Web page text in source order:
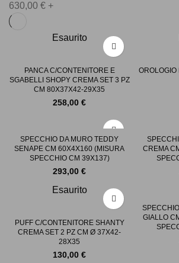
630,00 € +
Esaurito
PANCA C/CONTENITORE E
SGABELLI SHOPY CREMA SET 3 PZ
CM 80X37X42-29X35
258,00 €
OROLOGIO
SPECCHIO DA MURO TEDDY
SENAPE CM 60X4X160 (MISURA
SPECCHIO CM 39X137)
293,00 €
CREMA
Esaurito
PUFF C/CONTENITORE SHANTY
CREMA SET 2 PZ CM Ø 37X42-
28X35
130,00 €
GIALLO